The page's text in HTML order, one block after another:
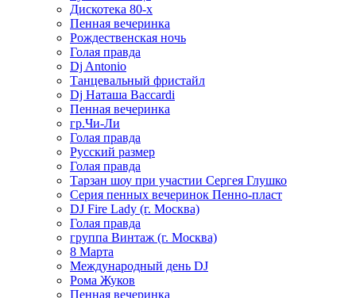
Дискотека 80-х
Пенная вечеринка
Рождественская ночь
Голая правда
Dj Antonio
Танцевальный фристайл
Dj Наташа Baccardi
Пенная вечеринка
гр.Чи-Ли
Голая правда
Русский размер
Голая правда
Тарзан шоу при участии Сергея Глушко
Серия пенных вечеринок Пенно-пласт
DJ Fire Lady (г. Москва)
Голая правда
группа Винтаж (г. Москва)
8 Марта
Международный день DJ
Рома Жуков
Пенная вечеринка